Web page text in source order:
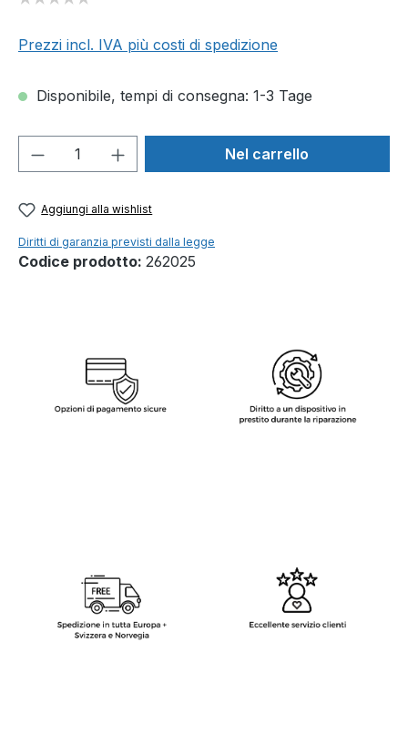
Prezzi incl. IVA più costi di spedizione
Disponibile, tempi di consegna: 1-3 Tage
Quantità del prodotto: inserisci la
Nel carrello
Aggiungi alla wishlist
Diritti di garanzia previsti dalla legge
Codice prodotto: 262025